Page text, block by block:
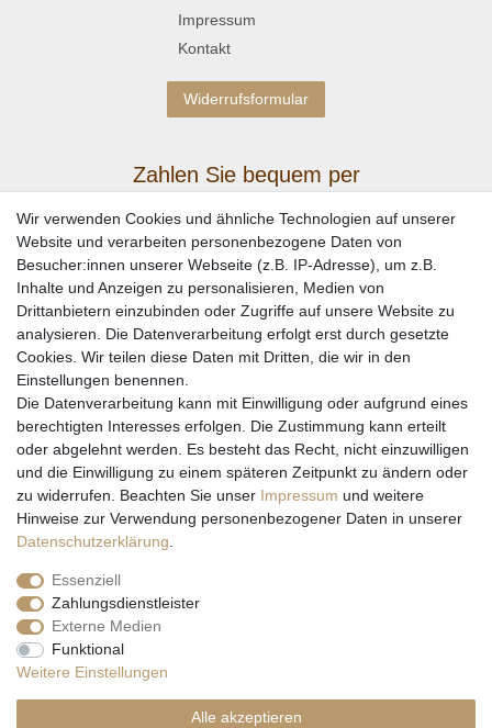
Impressum
Kontakt
Widerrufsformular
Zahlen Sie bequem per
Wir versenden mit
* Alle Preise inkl. gesetzl. Mehrwertsteuer zzgl. Versandkosten und ggf.
Nachnahmegebühren, wenn nicht anders beschrieben
Länder
hier
Wir verwenden Cookies und ähnliche Technologien auf unserer
Website und verarbeiten personenbezogene Daten von
Besucher:innen unserer Webseite (z.B. IP-Adresse), um z.B.
Inhalte und Anzeigen zu personalisieren, Medien von
Drittanbietern einzubinden oder Zugriffe auf unsere Website zu
analysieren. Die Datenverarbeitung erfolgt erst durch gesetzte
Cookies. Wir teilen diese Daten mit Dritten, die wir in den
Einstellungen benennen.
Die Datenverarbeitung kann mit Einwilligung oder aufgrund eines
berechtigten Interesses erfolgen. Die Zustimmung kann erteilt
oder abgelehnt werden. Es besteht das Recht, nicht einzuwilligen
und die Einwilligung zu einem späteren Zeitpunkt zu ändern oder
zu widerrufen. Beachten Sie unser Impressum und weitere
Hinweise zur Verwendung personenbezogener Daten in unserer
Daten­schutz­erklärung
Essenziell
Zahlungsdienstleister
Externe Medien
Funktional
Weitere Einstellungen
Alle akzeptieren